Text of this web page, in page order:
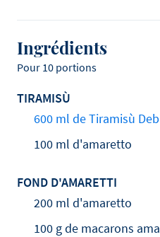
Ingrédients
Pour 10 portions
TIRAMISÙ
600 ml de Tiramisù
100 ml d'amaretto
FOND D'AMARETTI
200 ml d'amaretto
100 g de macarons